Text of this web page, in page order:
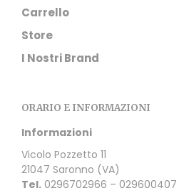
Carrello
Store
I Nostri Brand
ORARIO E INFORMAZIONI
Informazioni
Vicolo Pozzetto 11
21047 Saronno (VA)
Tel. 0296702966 – 029600407